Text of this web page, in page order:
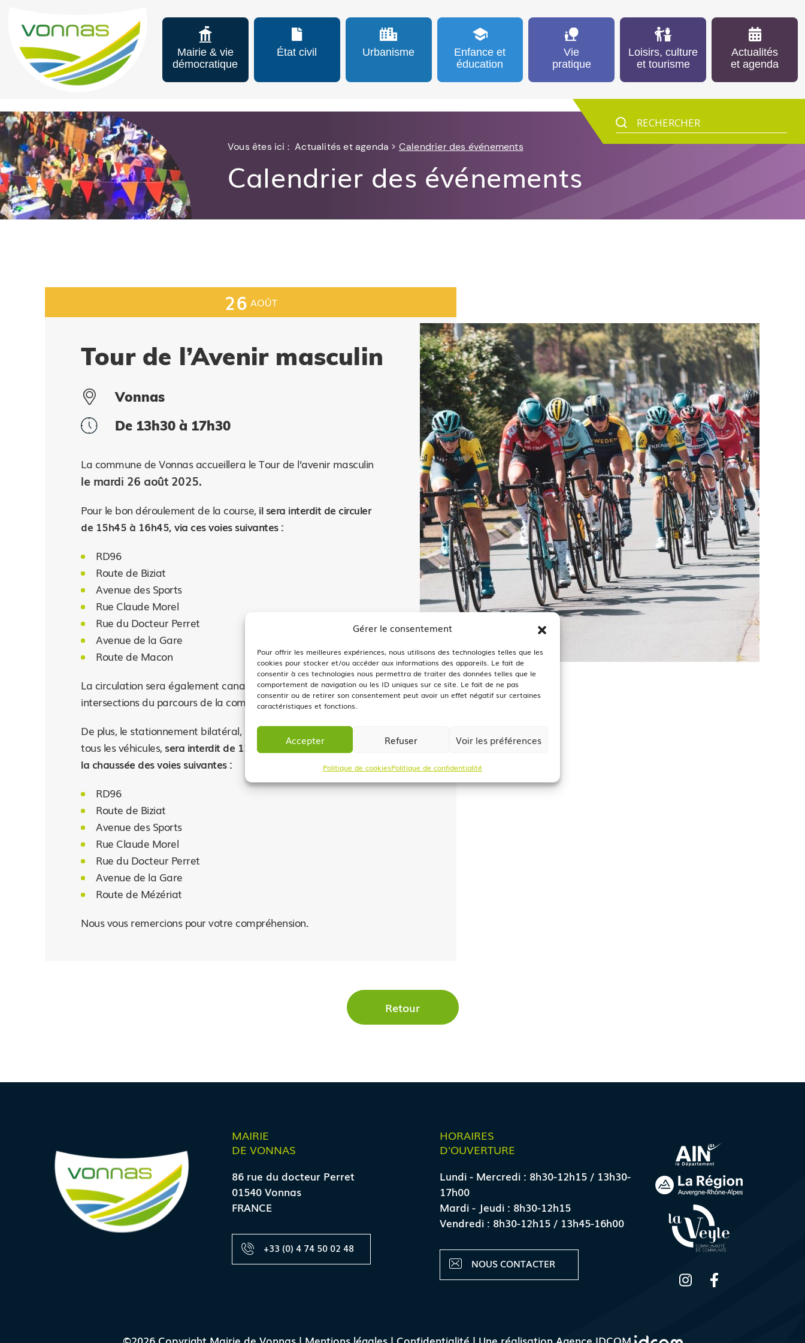
Gérer le consentement
Pour offrir les meilleures expériences, nous utilisons des technologies telles que les
cookies pour stocker et/ou accéder aux informations des appareils. Le fait de
consentir à ces technologies nous permettra de traiter des données telles que le
comportement de navigation ou les ID uniques sur ce site. Le fait de ne pas
consentir ou de retirer son consentement peut avoir un effet négatif sur certaines
caractéristiques et fonctions.
Accepter Refuser Voir les préférences
Politique de cookiesPolitique de confidentialité
Mairie & vie
démocratique
État civil Urbanisme
Enfance et
éducation
Vie
pratique
Loisirs, culture
et tourisme
Actualités
et agenda
Vous êtes ici : Actualités et agenda > Calendrier des événements
Calendrier des événements
26 AOÛT
Tour de l’Avenir masculin
Vonnas
De 13h30 à 17h30
La commune de Vonnas accueillera le Tour de l’avenir masculin
le mardi 26 août 2025.
Pour le bon déroulement de la course, il sera interdit de circuler
de 15h45 à 16h45, via ces voies suivantes :
RD96
Route de Biziat
Avenue des Sports
Rue Claude Morel
Rue du Docteur Perret
Avenue de la Gare
Route de Macon
La circulation sera également canalisée par des signaleurs aux
intersections du parcours de la commune de Vonnas.
De plus, le stationnement bilatéral, ou du côté pair ou impair, de
tous les véhicules, sera interdit de 13h30 à 17h30, en bordure sur
la chaussée des voies suivantes :
RD96
Route de Biziat
Avenue des Sports
Rue Claude Morel
Rue du Docteur Perret
Avenue de la Gare
Route de Mézériat
Nous vous remercions pour votre compréhension.
Retour
MAIRIE
DE VONNAS
86 rue du docteur Perret
01540 Vonnas
FRANCE
+33 (0) 4 74 50 02 48
HORAIRES
D'OUVERTURE
Lundi - Mercredi : 8h30-12h15 / 13h30-
17h00
Mardi - Jeudi : 8h30-12h15
Vendredi : 8h30-12h15 / 13h45-16h00
NOUS CONTACTER